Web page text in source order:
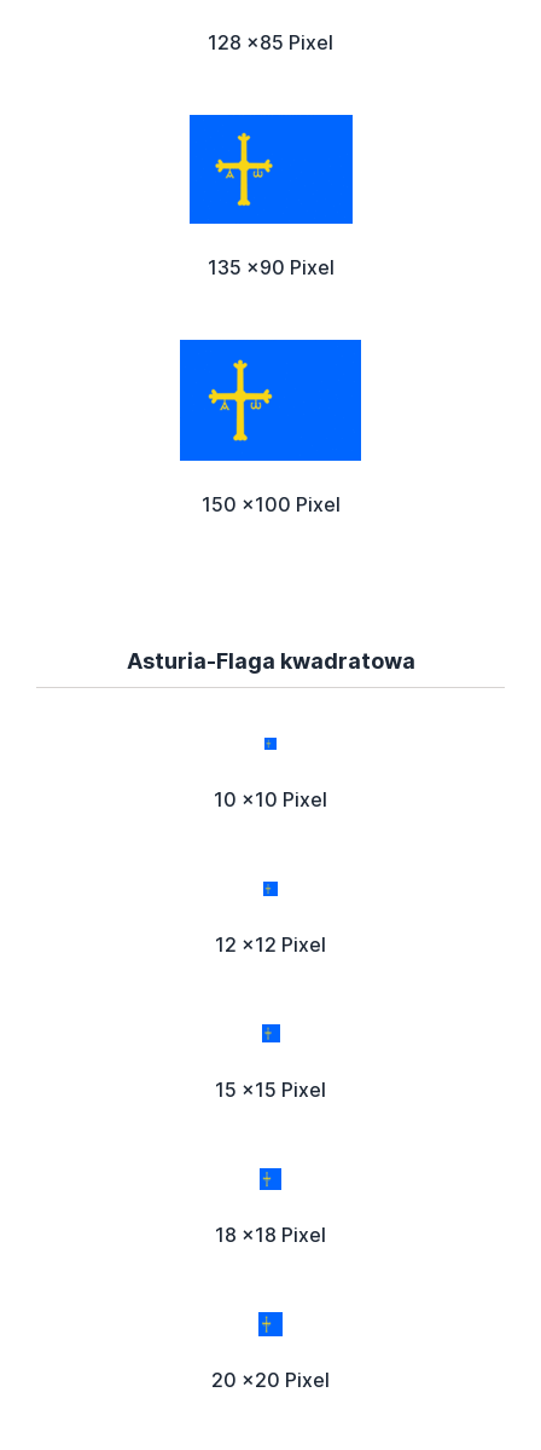
128 x85 Pixel
135 x90 Pixel
150 x100 Pixel
Asturia-Flaga kwadratowa
10 x10 Pixel
12 x12 Pixel
15 x15 Pixel
18 x18 Pixel
20 x20 Pixel